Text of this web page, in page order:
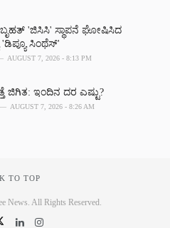
'ಜಿಸಿಸಿ' ಸ್ಥಾಪನೆ ಘೋಷಿಸಿದ
ಸಿಂಥೆಸ್'
AUGUST 7, 2026 - 8:13 PM
ಜಿಗಿತ: ಇಂದಿನ ದರ ಎಷ್ಟು?
AUGUST 7, 2026 - 8:26 AM
TO TOP
News. All Rights Reserved.